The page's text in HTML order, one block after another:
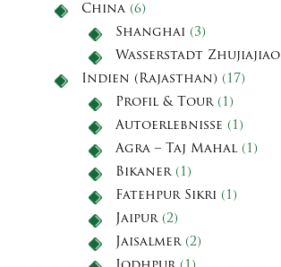
China (6)
Shanghai (3)
Wasserstadt Zhujiajiao
Indien (Rajasthan) (17)
Profil & Tour(1)
Autoerlebnisse (1)
Agra – Taj Mahal (1)
Bikaner(1)
Fatehpur Sikri (1)
Jaipur(2)
Jaisalmer(2)